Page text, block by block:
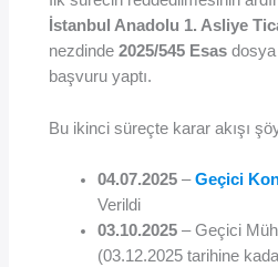
İstanbul Anadolu 1. Asliye
nezdinde2025/545 Esas dosya
başvuru yaptı.
Bu ikinci süreçte karar akışı
04.07.2025 –Geçici
Verildi
03.10.2025 – Geçici
(03.12.2025 tarihine